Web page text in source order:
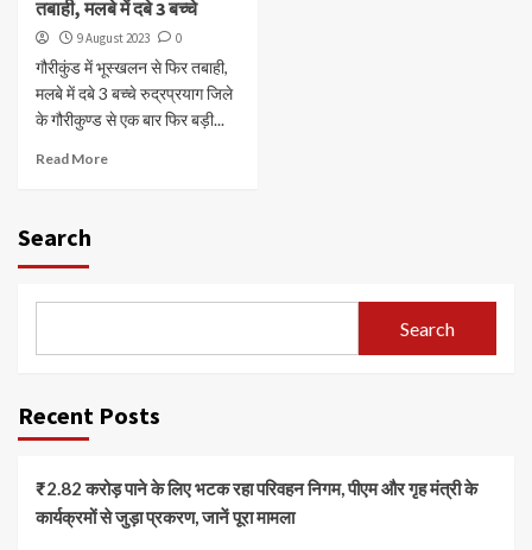
तबाही, मलबे में दबे 3 बच्चे
9 August 2023 0
गौरीकुंड में भूस्खलन से फिर तबाही,
मलबे में दबे 3 बच्चे रुद्रप्रयाग जिले
के गौरीकुण्ड से एक बार फिर बड़ी...
Read More
Search
Search
Recent Posts
₹2.82 करोड़ पाने के लिए भटक रहा परिवहन निगम, पीएम और गृह मंत्री के
कार्यक्रमों से जुड़ा प्रकरण, जानें पूरा मामला